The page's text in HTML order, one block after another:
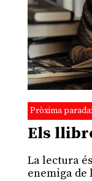
Pròxima
Els
La lectura
enemiga